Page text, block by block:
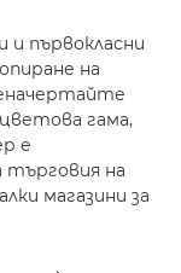
първокласни
на
гама,
е
търговия на
магазини за